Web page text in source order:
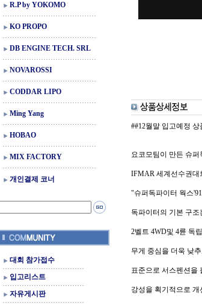
R.P by YOKOMO
KO PROPO
DB ENGINE TECH. SRL
NOVAROSSI
CODDAR LIPO
Ming Yang
HOBAO
MIX FACTORY
개인결제 코너
대회 참가접수
입고리스트
자유게시판
##12월말 입고예정 상
요코모팀이 만든 슈
IFMAR 세계선수권대
"슈퍼독파이터 웍스
독파이터의 기본 구
2벨트 4WD및 4륜 독
무게 중심을 더욱 낮
표준으로 서스펜션을
강성을 획기적으로